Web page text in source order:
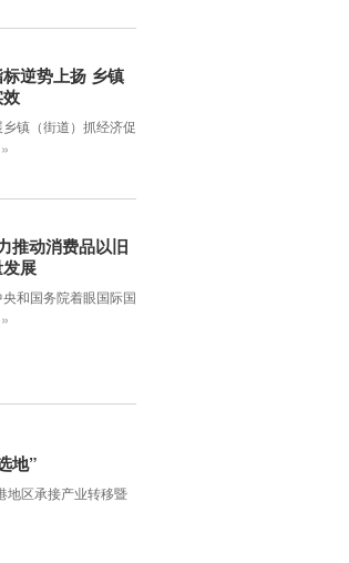
逆势上扬 乡镇
镇（街道）抓经济促
»
推动消费品以旧
展
和国务院着眼国际国
»
地”
地区承接产业转移暨